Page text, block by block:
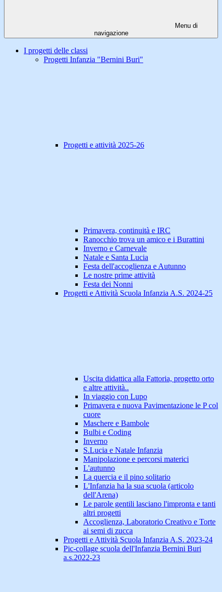
Menu di
navigazione
I progetti delle classi
Progetti Infanzia "Bernini Buri"
Progetti e attività 2025-26
Primavera, continuità e IRC
Ranocchio trova un amico e i Burattini
Inverno e Carnevale
Natale e Santa Lucia
Festa dell'accoglienza e Autunno
Le nostre prime attività
Festa dei Nonni
Progetti e Attività Scuola Infanzia A.S. 2024-25
Uscita didattica alla Fattoria, progetto orto
e altre attività..
In viaggio con Lupo
Primavera e nuova Pavimentazione le P col
cuore
Maschere e Bambole
Bulbi e Coding
Inverno
S.Lucia e Natale Infanzia
Manipolazione e percorsi materici
L'autunno
La quercia e il pino solitario
L'Infanzia ha la sua scuola (articolo
dell'Arena)
Le parole gentili lasciano l'impronta e tanti
altri progetti
Accoglienza, Laboratorio Creativo e Torte
ai semi di zucca
Progetti e Attività Scuola Infanzia A.S. 2023-24
Pic-collage scuola dell'Infanzia Bernini Buri
a.s.2022-23